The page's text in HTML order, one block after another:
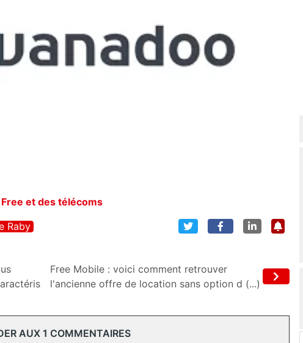
et des télécoms
Raby
Free Mobile : voici comment retrouver
l'ancienne offre de location sans option d (...)
AUX 1 COMMENTAIRES